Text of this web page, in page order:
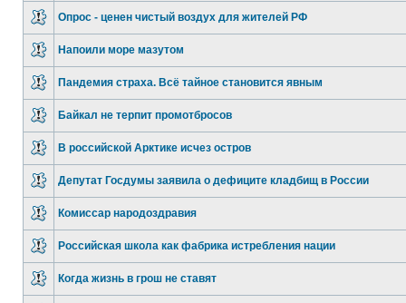
Опрос - ценен чистый воздух для жителей РФ
Напоили море мазутом
Пандемия страха. Всё тайное становится явным
Байкал не терпит промотбросов
В российской Арктике исчез остров
Депутат Госдумы заявила о дефиците кладбищ в России
Комиссар народоздравия
Российская школа как фабрика истребления нации
Когда жизнь в грош не ставят